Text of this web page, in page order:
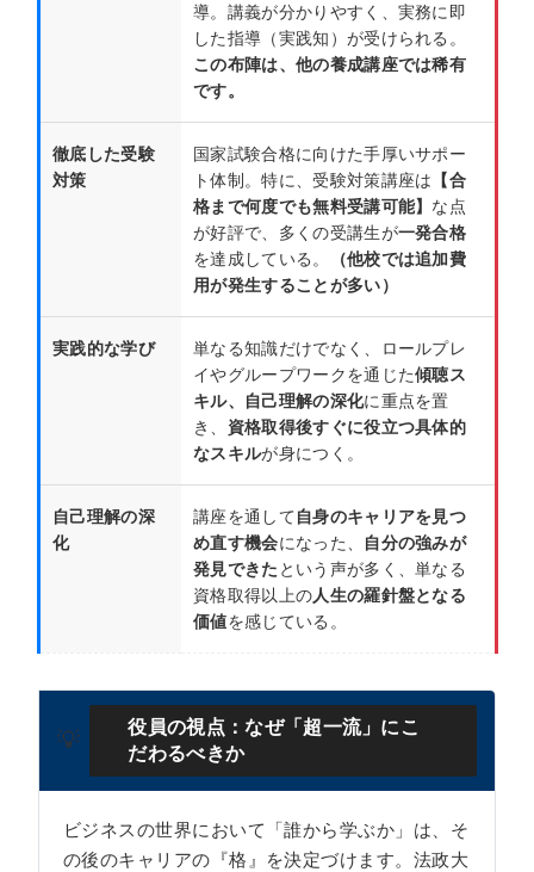
導。講義が分かりやすく、実務に即
した指導（実践知）が受けられる。
この布陣は、他の養成講座では稀有
です。
徹底した受験
対策
国家試験合格に向けた手厚いサポー
ト体制。特に、受験対策講座は 【合
格まで何度でも無料受講可能】 な点
が好評で、多くの受講生が一発合格
を達成している。
（他校では追加費
用が発生することが多い）
実践的な学び
単なる知識だけでなく、ロールプレ
イやグループワークを通じた傾聴ス
キル、自己理解の深化に重点を置
き、 資格取得後すぐに役立つ具体的
なスキルが身につく。
自己理解の深
化
講座を通して自身のキャリアを見つ
め直す機会になった、
自分の強みが
発見できた という声が多く、単なる
資格取得以上の人生の羅針盤となる
価値を感じている。
💡
役員の視点：なぜ「超一流」にこ
だわるべきか
ビジネスの世界において「誰から学ぶか」は、そ
の後のキャリアの『格』を決定づけます。法政大